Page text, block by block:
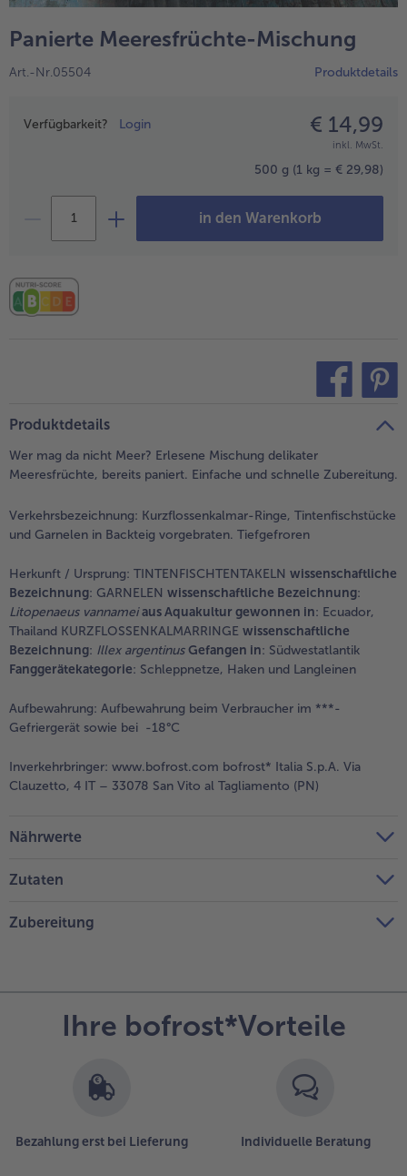
alle Obst
alle Süße Vielfalt
Confiserie & Feinkost
alle Küchenhelfer
Panierte Meeresfrüchte-Mischung
Art.-Nr.05504 Produktdetails
Preisangabe
Verfügbarkeit? Login € 14,99
inkl. MwSt.
500 g (1 kg = € 29,98)
in den Warenkorb
Produktdetails
Wer mag da nicht Meer? Erlesene Mischung delikater
Meeresfrüchte, bereits paniert. Einfache und schnelle Zubereitung.
Verkehrsbezeichnung: Kurzflossenkalmar-Ringe, Tintenfischstücke
und Garnelen in Backteig vorgebraten. Tiefgefroren
Herkunft / Ursprung: TINTENFISCHTENTAKELN wissenschaftliche
Bezeichnung: GARNELEN wissenschaftliche Bezeichnung:
Litopenaeus vannamei aus Aquakultur gewonnen in: Ecuador,
Thailand KURZFLOSSENKALMARRINGE wissenschaftliche
Bezeichnung: Illex argentinus Gefangen in: Südwestatlantik
Fanggerätekategorie: Schleppnetze, Haken und Langleinen
Aufbewahrung: Aufbewahrung beim Verbraucher im ***-
Gefriergerät sowie bei -18°C
Inverkehrbringer: www.bofrost.com bofrost* Italia S.p.A. Via
Clauzetto, 4 IT – 33078 San Vito al Tagliamento (PN)
Nährwerte
Zutaten
Zubereitung
Ihre bofrost*Vorteile
Bezahlung erst bei Lieferung Individuelle Beratung